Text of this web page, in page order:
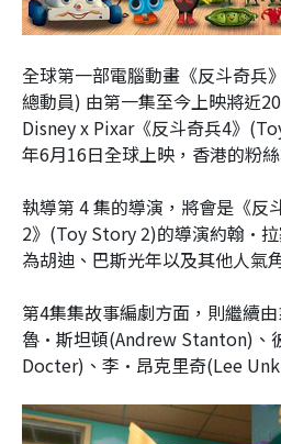
全球第一部電腦動畫《反斗奇兵
總動員) 由第一集至今上映將近
Disney x Pixar《反斗奇兵4》
年6月16日全球上映，香港的粉
執導第 4 集的導演，將會是《反
2》(Toy Story 2)的導演約翰·拉
為胡迪、巴斯光年以及其他人氣
第4集集故事編劇方面，則繼續
魯·斯坦頓(Andrew Stanton)、
Docter)、李·昂克里奇(Lee